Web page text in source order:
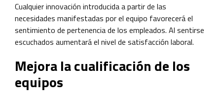
Cualquier innovación introducida a partir de las
necesidades manifestadas por el equipo favorecerá el
sentimiento de pertenencia de los empleados. Al sentirse
escuchados aumentará el nivel de satisfacción laboral.
Mejora la cualificación de los
equipos